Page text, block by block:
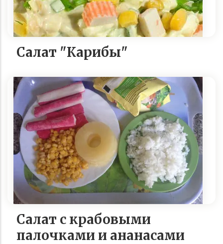
Салат "Карибы"
Салат с крабовыми
палочками и ананасами